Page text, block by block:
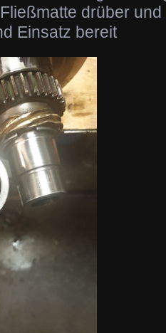
drüber
Einsatz bereit